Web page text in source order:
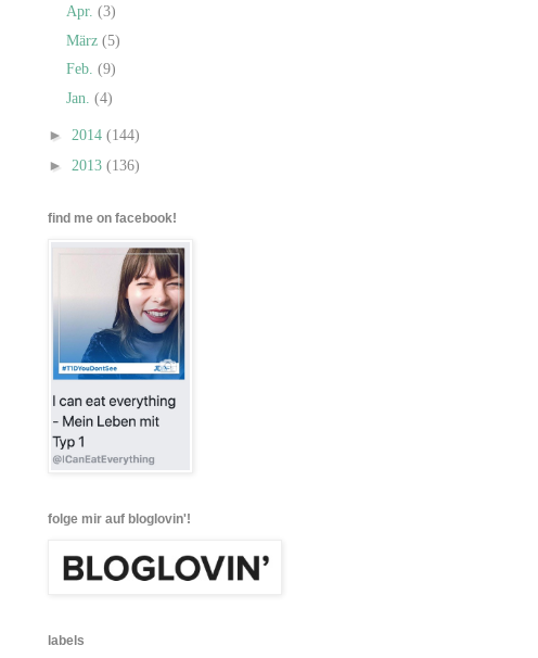
Apr. (3)
März (5)
Feb. (9)
Jan. (4)
► 2014 (144)
► 2013 (136)
find me on facebook!
folge mir auf bloglovin'!
labels